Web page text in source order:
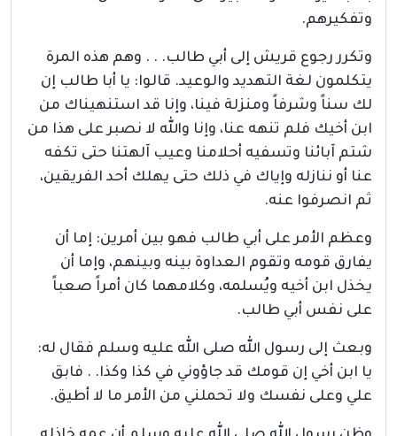
وتفكيرهم.
وتكرر رجوع قريش إلى أبي طالب. . . وهم هذه المرة
يتكلمون لغة التهديد والوعيد. قالوا: يا أبا طالب إن
لك سناً وشرفاً ومنزلة فينا، وإنا قد استنهيناك من
ابن أخيك فلم تنهه عنا، وإنا والله لا نصبر على هذا من
شتم آبائنا وتسفيه أحلامنا وعيب آلهتنا حتى تكفه
عنا أو ننازله وإياك في ذلك حتى يهلك أحد الفريقين،
ثم انصرفوا عنه.
وعظم الأمر على أبي طالب فهو بين أمرين: إما أن
يفارق قومه وتقوم العداوة بينه وبينهم، وإما أن
يخذل ابن أخيه ويُسلمه، وكلامهما كان أمراً صعباً
على نفس أبي طالب.
وبعث إلى رسول الله صلى الله عليه وسلم فقال له:
يا ابن أخي إن قومك قد جاؤوني في كذا وكذا. . فابق
علي وعلى نفسك ولا تحملني من الأمر ما لا أطيق.